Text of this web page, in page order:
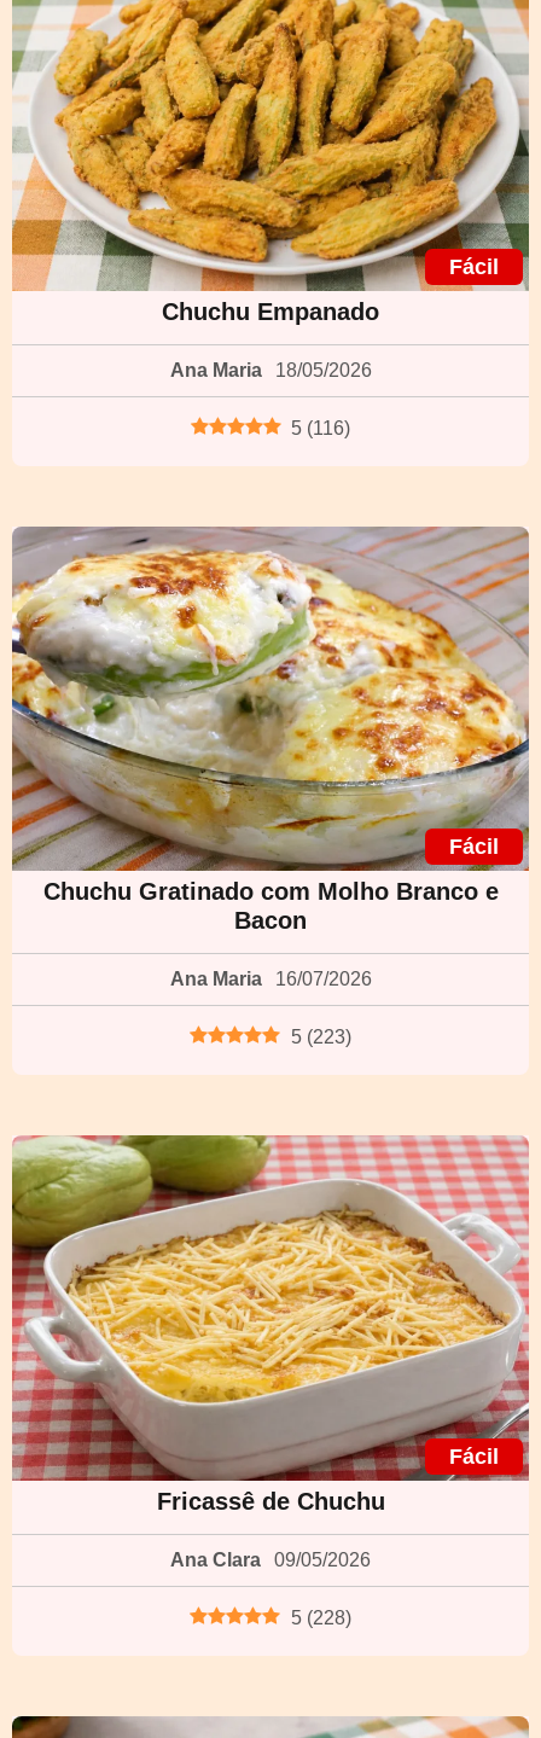
Fácil
Chuchu Empanado
Ana Maria 18/05/2026
5 (116)
Fácil
Chuchu Gratinado com Molho Branco e
Bacon
Ana Maria 16/07/2026
5 (223)
Fácil
Fricassê de Chuchu
Ana Clara 09/05/2026
5 (228)